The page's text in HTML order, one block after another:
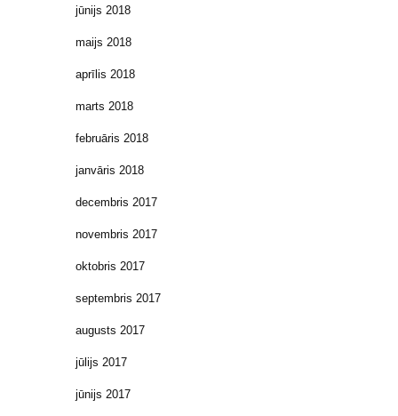
jūnijs 2018
maijs 2018
aprīlis 2018
marts 2018
februāris 2018
janvāris 2018
decembris 2017
novembris 2017
oktobris 2017
septembris 2017
augusts 2017
jūlijs 2017
jūnijs 2017